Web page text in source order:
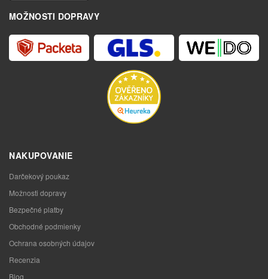
MOŽNOSTI DOPRAVY
NAKUPOVANIE
Darčekový poukaz
Možnosti dopravy
Bezpečné platby
Obchodné podmienky
Ochrana osobných údajov
Recenzia
Blog